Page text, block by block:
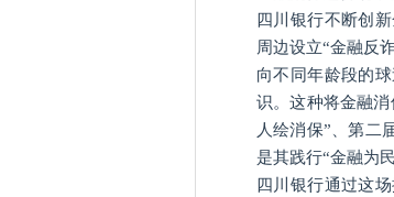
四川银行不断创
周边设立“金融反
向不同年龄段的
识。这种将金融
人绘消保”、第二
是其践行“金融为
四川银行通过这